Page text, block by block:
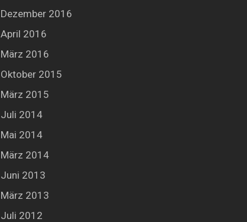
Dezember 2016
April 2016
März 2016
Oktober 2015
März 2015
Juli 2014
Mai 2014
März 2014
Juni 2013
März 2013
Juli 2012